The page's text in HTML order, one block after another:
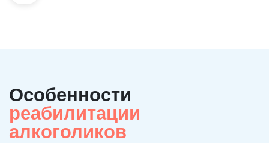
Особенности
реабилитации
алкоголиков